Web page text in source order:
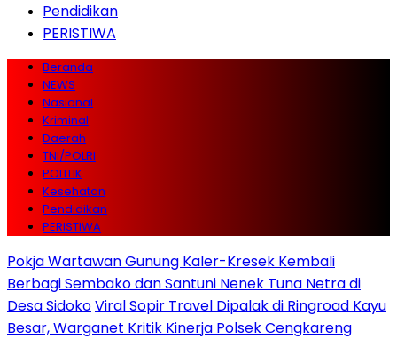
Pendidikan
PERISTIWA
Beranda
NEWS
Nasional
Kriminal
Daerah
TNI/POLRI
POLITIK
Kesehatan
Pendidikan
PERISTIWA
Pokja Wartawan Gunung Kaler-Kresek Kembali
Berbagi Sembako dan Santuni Nenek Tuna Netra di
Desa SidokoViral Sopir Travel Dipalak di Ringroad Kayu
Besar, Warganet Kritik Kinerja Polsek Cengkareng